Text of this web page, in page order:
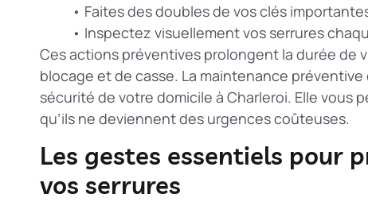
• Faites des doubles de vos clés
• Inspectez visuellement vos serrures
Ces actions préventives prolongent la durée de
blocage et de casse. La maintenance
sécurité de votre domicile à Charleroi. Elle
qu’ils ne deviennent des urgences coûteuses.
Les gestes essentiels pour
vos serrures